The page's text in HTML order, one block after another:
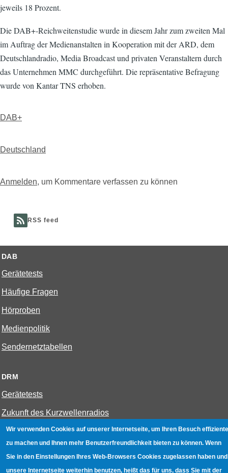
jeweils 18 Prozent.
Die DAB+-Reichweitenstudie wurde in diesem Jahr zum zweiten Mal
im Auftrag der Medienanstalten in Kooperation mit der ARD, dem
Deutschlandradio, Media Broadcast und privaten Veranstaltern durch
das Unternehmen MMC durchgeführt. Die repräsentative Befragung
wurde von Kantar TNS erhoben.
DAB+
Deutschland
Anmelden, um Kommentare verfassen zu können
RSS feed
DAB
Gerätetests
Häufige Fragen
Hörproben
Medienpolitik
Sendernetztabellen
DRM
Gerätetests
Zukunft des Kurzwellenradios
W-LAN
Bestenliste
Wir verwenden Cookies auf unserer Internetseite, um Ihren Besuch
zu machen und Ihnen mehr Benutzerfreundlichkeit bieten zu können. Wenn
Sie in den Einstellungen Ihres Web-Browsers Cookies zugelassen haben und
unsere Internetseite weiterhin benutzen, heißt das für uns, dass Sie mit der